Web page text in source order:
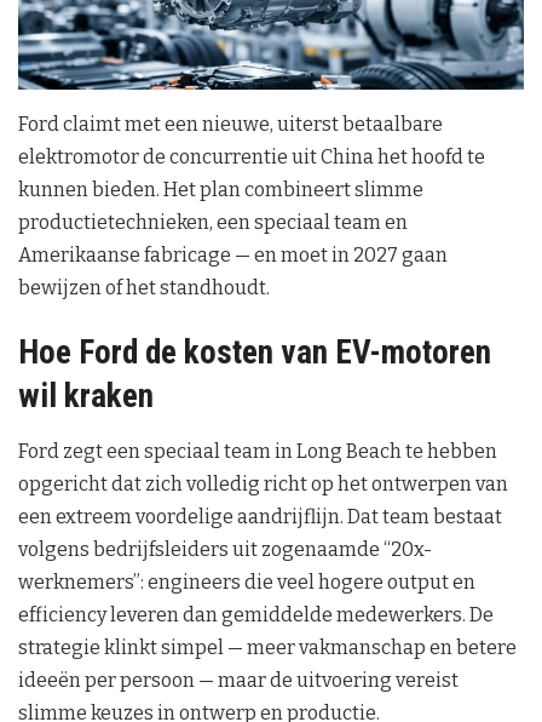
Ford claimt met een nieuwe, uiterst betaalbare
elektromotor de concurrentie uit China het hoofd te
kunnen bieden. Het plan combineert slimme
productietechnieken, een speciaal team en
Amerikaanse fabricage — en moet in 2027 gaan
bewijzen of het standhoudt.
Hoe Ford de kosten van EV-motoren
wil kraken
Ford zegt een speciaal team in Long Beach te hebben
opgericht dat zich volledig richt op het ontwerpen van
een extreem voordelige aandrijflijn. Dat team bestaat
volgens bedrijfsleiders uit zogenaamde “20x-
werknemers”: engineers die veel hogere output en
efficiency leveren dan gemiddelde medewerkers. De
strategie klinkt simpel — meer vakmanschap en betere
ideeën per persoon — maar de uitvoering vereist
slimme keuzes in ontwerp en productie.